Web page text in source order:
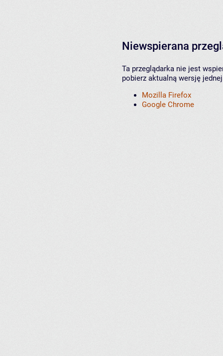
Niewspierana
Ta przeglądarka nie jest
pobierz aktualną wersję
Mozilla Firefox
Google Chrome